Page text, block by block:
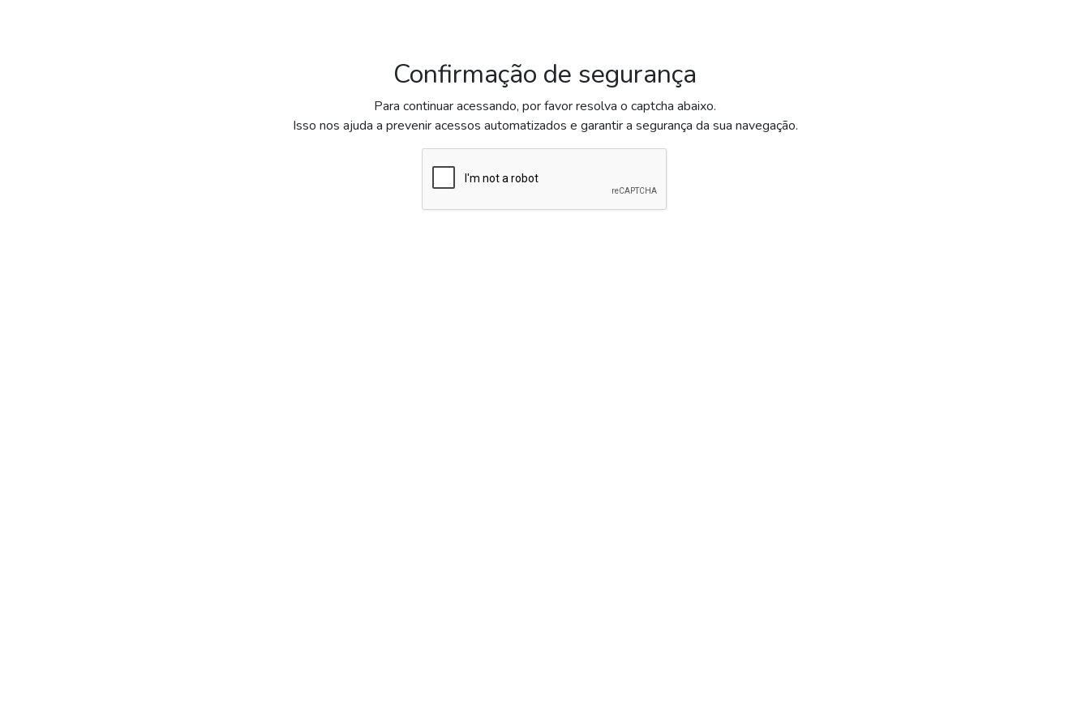
Confirmação de segurança
Para continuar acessando, por favor resolva o captcha abaixo.
Isso nos ajuda a prevenir acessos automatizados e garantir a segurança da sua navegação.